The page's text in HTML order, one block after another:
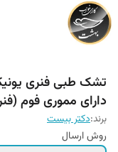
دارای مموری فوم
برند:دکتر بیست
روش ارسال